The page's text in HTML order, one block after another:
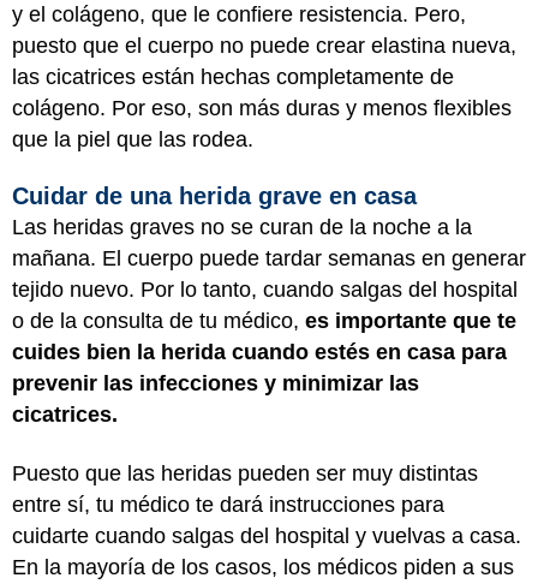
y el colágeno, que le confiere resistencia. Pero,
puesto que el cuerpo no puede crear elastina nueva,
las cicatrices están hechas completamente de
colágeno. Por eso, son más duras y menos flexibles
que la piel que las rodea.
Cuidar de una herida grave en casa
Las heridas graves no se curan de la noche a la
mañana. El cuerpo puede tardar semanas en generar
tejido nuevo. Por lo tanto, cuando salgas del hospital
o de la consulta de tu médico, es importante que te
cuides bien la herida cuando estés en casa para
prevenir las infecciones y minimizar las
cicatrices.
Puesto que las heridas pueden ser muy distintas
entre sí, tu médico te dará instrucciones para
cuidarte cuando salgas del hospital y vuelvas a casa.
En la mayoría de los casos, los médicos piden a sus